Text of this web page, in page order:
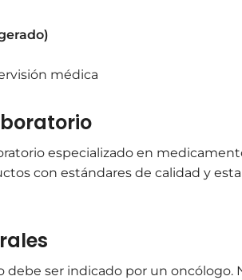
médica
especializado en
con estándares de calidad y
ser indicado por un oncólogo.